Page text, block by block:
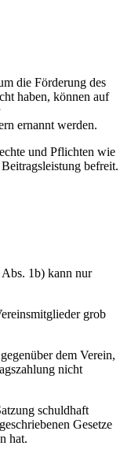
die Förderung des
haben, können auf
ernannt werden.
und Pflichten wie
befreit.
1b) kann nur
grob
dem Verein,
nicht
schuldhaft
Gesetze
hat.